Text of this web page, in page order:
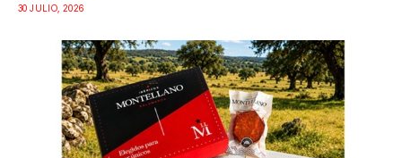
30 JULIO, 2026